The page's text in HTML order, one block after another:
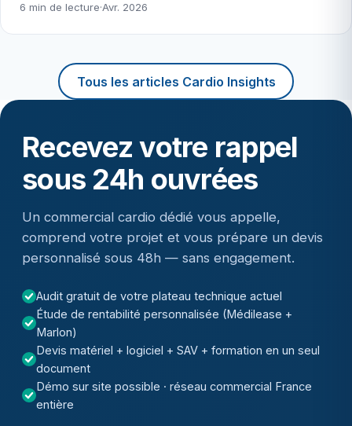
6 min de lecture·Avr. 2026
Tous les articles Cardio Insights
Recevez votre rappel
sous 24h ouvrées
Un commercial cardio dédié vous appelle,
comprend votre projet et vous prépare un devis
personnalisé sous 48h — sans engagement.
Audit gratuit de votre plateau technique actuel
Étude de rentabilité personnalisée (Médilease +
Marlon)
Devis matériel + logiciel + SAV + formation en un seul
document
Démo sur site possible · réseau commercial France
entière